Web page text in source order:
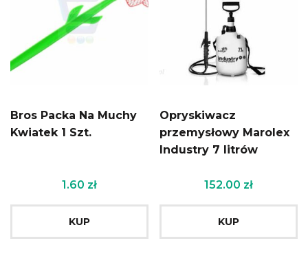
Bros Packa Na Muchy
Kwiatek 1 Szt.
1.60 zł
KUP
Opryskiwacz
przemysłowy Marolex
Industry 7 litrów
152.00 zł
KUP